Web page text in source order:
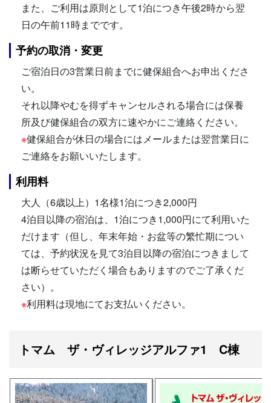
また、ご利用は原則として1泊につき午後2時から翌
日の午前11時までです。
予約の取消・変更
ご宿泊日の3営業日前までに健保組合へお申出くださ
い。
それ以降やむを得ずキャンセルされる場合には保養
所及び健保組合の双方に速やかにご連絡ください。
※健保組合が休日の場合にはメールまたは翌営業日に
ご連絡をお願いいたします。
利用料
大人（6歳以上）1名様1泊につき2,000円
4泊目以降の宿泊は、1泊につき1,000円にて利用いた
だけます（但し、年末年始・お盆等の繁忙期につい
ては、予約状況を見て3泊目以降の宿泊につきまして
は断らせていただく場合もありますのでご了承くだ
さい）。
※利用料は現地にてお支払いください。
トマム ザ・ヴィレッジアルファ1 C棟